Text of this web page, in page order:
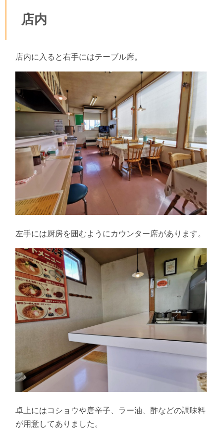
店内
店内に入ると右手にはテーブル席。
左手には厨房を囲むようにカウンター席があります。
卓上にはコショウや唐辛子、ラー油、酢などの調味料
が用意してありました。